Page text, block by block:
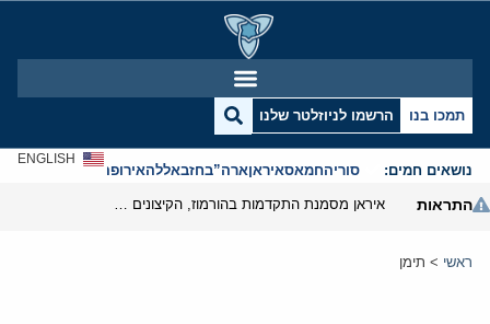
תמכו בנו הרשמו לניוזלטר שלנו
נושאים חמים: סוריהחמאסאיראןארה”בחזבאללהאירופהאנטישמיות
ENGLISH
התראות
ראשי > תימן